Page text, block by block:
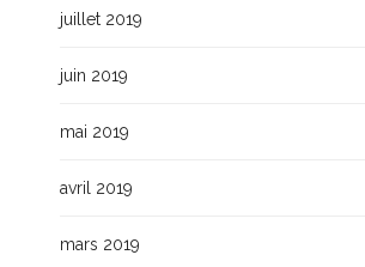
juillet 2019
juin 2019
mai 2019
avril 2019
mars 2019